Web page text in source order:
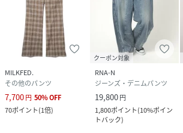
MILKFED.
その他のパンツ
7,700円 50%OFF
70ポイント(1倍)
クーポン対象
RNA-N
ジーンズ・デニムパンツ
19,800円
1,800ポイント(10%ポイン
トバック)